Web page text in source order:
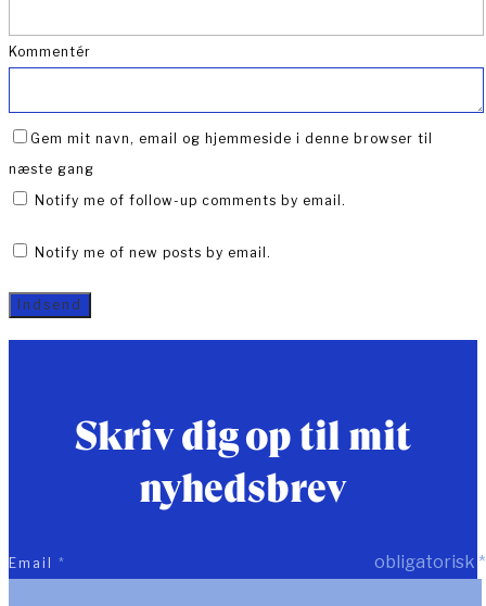
Kommentér
Gem mit navn, email og hjemmeside i denne browser til
næste gang
Notify me of follow-up comments by email.
Notify me of new posts by email.
Skriv dig op til mit
nyhedsbrev
*
obligatorisk
Email *